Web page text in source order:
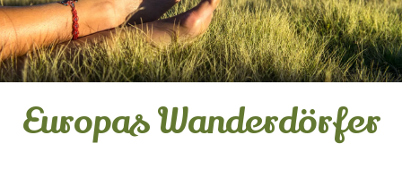
Europas Wanderdörfer